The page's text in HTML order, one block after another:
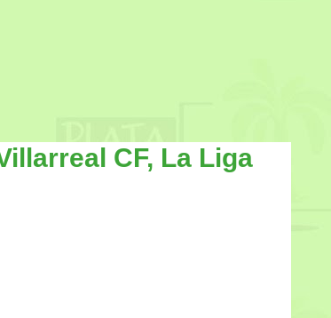
CF, La Liga